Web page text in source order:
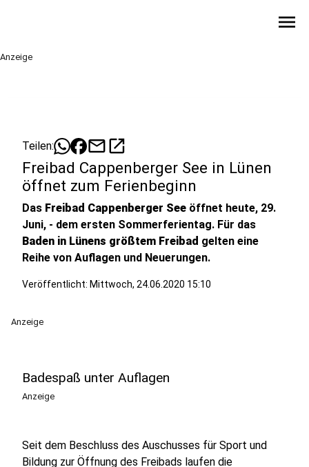
menu
Anzeige
Teilen: mailopen_in_new
Freibad Cappenberger See in Lünen
öffnet zum Ferienbeginn
Das Freibad Cappenberger See öffnet heute, 29.
Juni, - dem ersten Sommerferientag. Für das
Baden in Lünens größtem Freibad gelten eine
Reihe von Auflagen und Neuerungen.
Veröffentlicht: Mittwoch, 24.06.2020 15:10
Anzeige
Badespaß unter Auflagen
Anzeige
Seit dem Beschluss des Auschusses für Sport und
Bildung zur Öffnung des Freibads laufen die